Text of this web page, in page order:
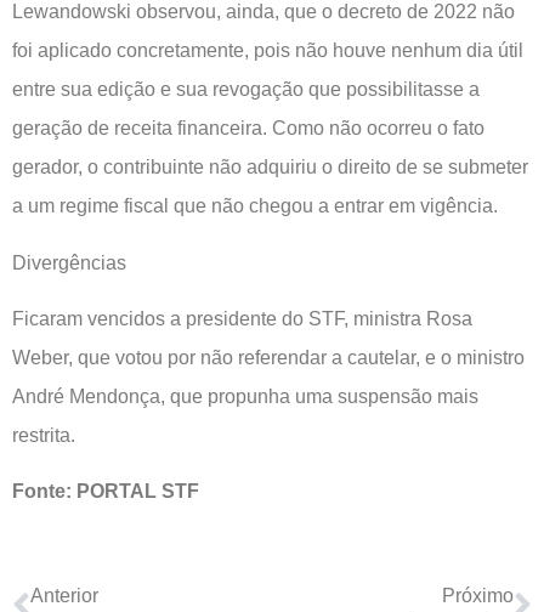
Lewandowski observou, ainda, que o decreto de 2022 não
foi aplicado concretamente, pois não houve nenhum dia útil
entre sua edição e sua revogação que possibilitasse a
geração de receita financeira. Como não ocorreu o fato
gerador, o contribuinte não adquiriu o direito de se submeter
a um regime fiscal que não chegou a entrar em vigência.
Divergências
Ficaram vencidos a presidente do STF, ministra Rosa
Weber, que votou por não referendar a cautelar, e o ministro
André Mendonça, que propunha uma suspensão mais
restrita.
Fonte: PORTAL STF
Anterior Próximo